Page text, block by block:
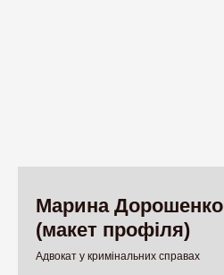
Марина Дорошенко
(макет профіля)
Адвокат у кримінальних справах